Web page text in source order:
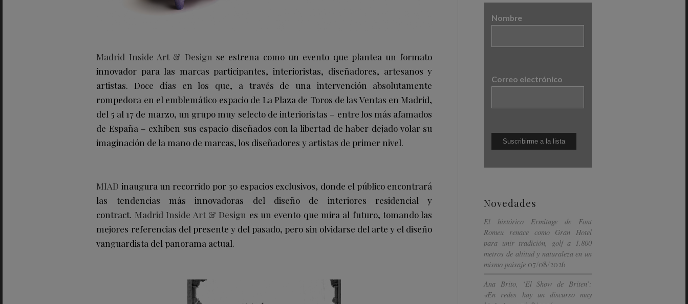
Madrid Inside Art & Design se estrena como un evento que plantea un formato
innovador para las marcas participantes, interioristas, diseñadores, artesanos y
artistas. Doce días en los que, a través de una intervención absolutamente
rompedora en el emblemático espacio de La Plaza de Toros de las Ventas en Madrid,
del 5 al 17 de marzo, un grupo muy selecto de interioristas – entre los más afamados
de España – exhiben sus espacio diseñados con la libertad de haber dejado volar su
imaginación de la mano de marcas, los diseñadores y artistas de primer nivel.
MIAD inaugura un recorrido por 30 espacios exclusivos, donde el público encontrará
las tendencias más innovadoras del diseño de interiores residencial y
contract. Madrid Inside Art & Design es un evento que mira al futuro, tomando las
mejores referencias del presente y del pasado, pero sin olvidarse del arte y el diseño
vanguardista del panorama actual.
Nombre
Correo electrónico
Novedades
El histórico Ermitage de Font
Romeu renace como Gran Hotel
para unir tradición, golf a 1.800
metros de altitud y naturaleza en un
mismo paisaje 07/08/2026
Ana Brito, ‘El Show de Briten’:
«En redes hay un discurso muy